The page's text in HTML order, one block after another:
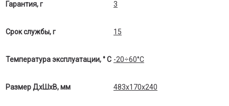
Гарантия, г 3
Срок службы, г 15
Температура эксплуатации, ° С -20÷60°C
Размер ДхШхВ, мм 483х170х240